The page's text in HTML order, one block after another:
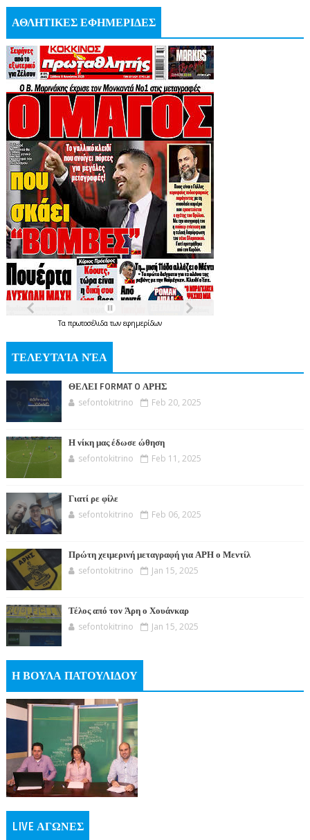
ΑΘΛΗΤΙΚΕΣ ΕΦΗΜΕΡΙΔΕΣ
Τα πρωτοσέλιδατων εφημερίδων
ΤΕΛΕΥΤΑΊΑ ΝΈΑ
ΘΕΛΕΙ FORMAT O ΑΡΗΣ
sefontokitrino Feb 20, 2025
Η νίκη μας έδωσε ώθηση
sefontokitrino Feb 11, 2025
Γιατί ρε φίλε
sefontokitrino Feb 06, 2025
Πρώτη χειμερινή μεταγραφή για ΑΡΗ ο Μεντίλ
sefontokitrino Jan 15, 2025
Τέλος από τον Άρη ο Χουάνκαρ
sefontokitrino Jan 15, 2025
Η ΒΟΥΛΑ ΠΑΤΟΥΛΙΔΟΥ
LIVE ΑΓΩΝΕΣ